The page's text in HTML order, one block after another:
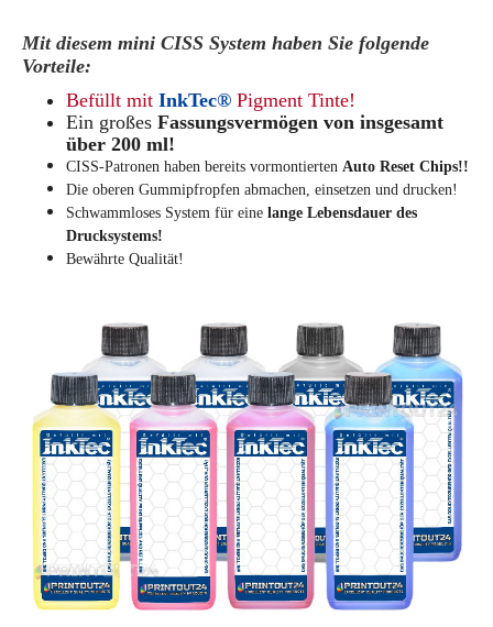
Mit diesem mini CISS System haben Sie folgende
Vorteile:
Befüllt mit InkTec® Pigment Tinte!
Ein großes Fassungsvermögen von insgesamt
über 200 ml!
CISS-Patronen haben bereits vormontierten Auto Reset Chips!!
Die oberen Gummipfropfen abmachen, einsetzen und drucken!
Schwammloses System für eine lange Lebensdauer des
Drucksystems!
Bewährte Qualität!